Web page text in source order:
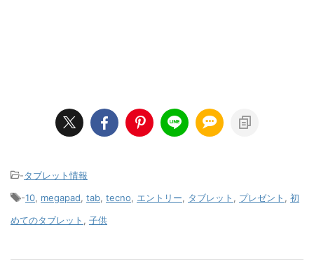
-タブレット情報
-10 megapad tab tecno エントリー タブレット プレゼント
初
めてのタブレット
子供